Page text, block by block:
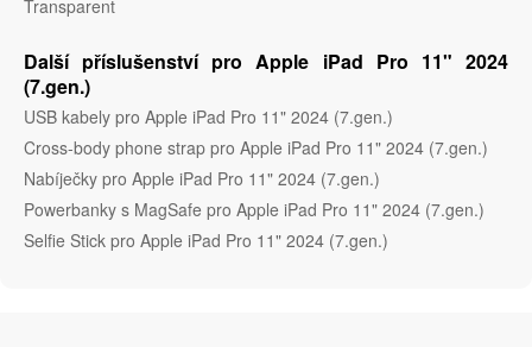
Transparent
Další příslušenství pro Apple iPad Pro 11" 2024
(7.gen.)
USB kabely pro Apple iPad Pro 11" 2024 (7.gen.)
Cross-body phone strap pro Apple iPad Pro 11" 2024 (7.gen.)
Nabíječky pro Apple iPad Pro 11" 2024 (7.gen.)
Powerbanky s MagSafe pro Apple iPad Pro 11" 2024 (7.gen.)
Selfie Stick pro Apple iPad Pro 11" 2024 (7.gen.)